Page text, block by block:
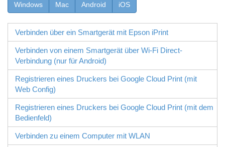
Windows Mac Android iOS
Verbinden über ein Smartgerät mit Epson iPrint
Verbinden von einem Smartgerät über Wi-Fi Direct-
Verbindung (nur fürAndroid)
Registrieren eines Druckers bei Google Cloud Print (mit
Web Config)
Registrieren eines Druckers bei Google Cloud Print (mit dem
Bedienfeld)
Verbinden zu einem Computer mit WLAN